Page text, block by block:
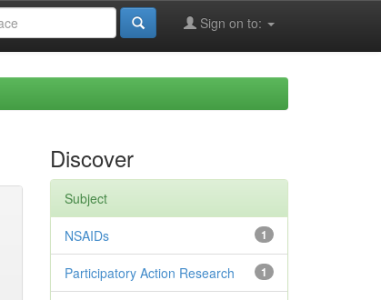
Sign on to:
Discover
Subject
1
NSAIDs
1
Participatory Action Research